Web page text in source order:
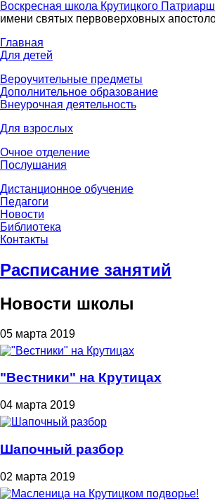
Воскресная школа Крутицкого
имени святых первоверховных
Главная
Для детей
Вероучительные предметы
Дополнительное образование
Внеурочная деятельность
Для взрослых
Очное отделение
Послушания
Дистанционное обучение
Педагоги
Новости
Библиотека
Контакты
Расписание занятий
Новости школы
05 марта 2019
"Вестники" на Крутицах
04 марта 2019
Шапочный разбор
02 марта 2019